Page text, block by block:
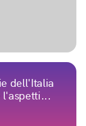
dell'Italia
l'aspetti...